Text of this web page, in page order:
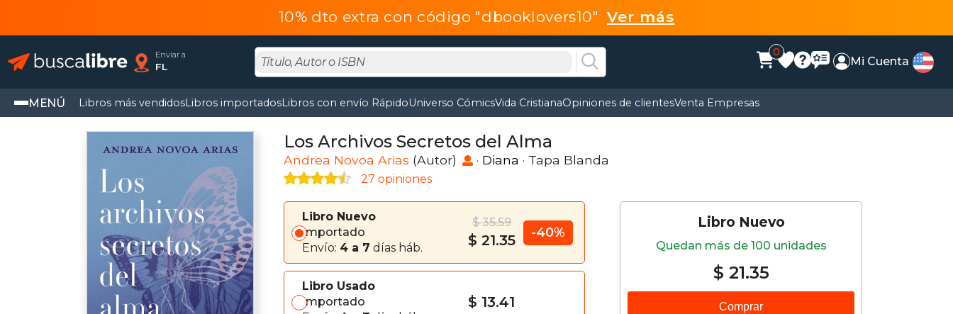
10% dto extra con código "dbooklovers10" Ver más
Enviar a
FL
0
Mi Cuenta
MENÚ Libros más vendidosLibros importadosLibros con envío RápidoUniverso CómicsVida CristianaOpiniones de clientesVenta Empresas
Los Archivos Secretos del Alma
Andrea Novoa Arias (Autor) · Diana · Tapa Blanda
27 opiniones
Libro Nuevo
Importado
Envío: 4 a 7 días háb.
$ 35.59
$ 21.35 -40%
Libro Usado
Importado
$ 13.41
Libro Nuevo
Quedan más de 100 unidades
$ 21.35
Comprar